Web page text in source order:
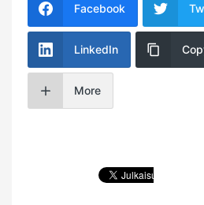
Facebook
LinkedIn
More